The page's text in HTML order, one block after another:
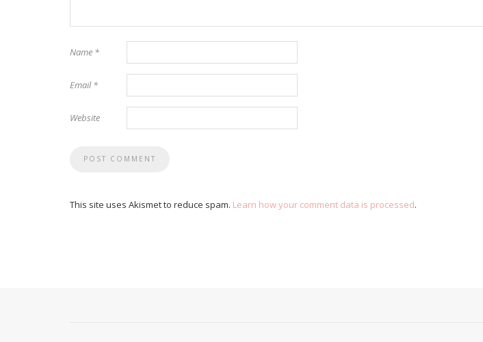
Name *
Email*
Website
This site uses Akismet to reduce spam. Learn how your comment data is processed.